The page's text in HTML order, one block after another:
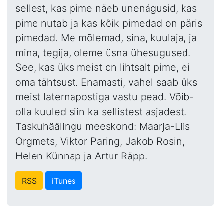
sellest, kas pime näeb unenägusid, kas
pime nutab ja kas kõik pimedad on päris
pimedad. Me mõlemad, sina, kuulaja, ja
mina, tegija, oleme üsna ühesugused.
See, kas üks meist on lihtsalt pime, ei
oma tähtsust. Enamasti, vahel saab üks
meist laternapostiga vastu pead. Võib-
olla kuuled siin ka sellistest asjadest.
Taskuhäälingu meeskond: Maarja-Liis
Orgmets, Viktor Paring, Jakob Rosin,
Helen Künnap ja Artur Räpp.
RSS iTunes